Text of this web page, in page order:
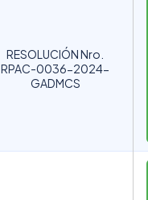
RESOLUCIÓN Nro.
RPAC-0036-2024-
GADMCS